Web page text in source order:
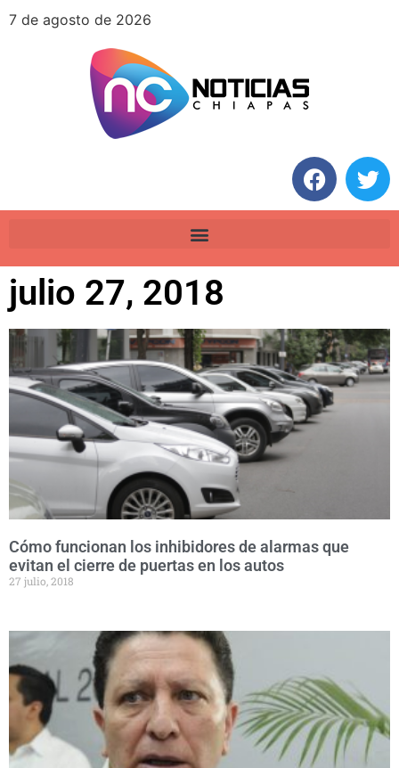
7 de agosto de 2026
julio 27, 2018
Cómo funcionan los inhibidores de alarmas que
evitan el cierre de puertas en los autos
27 julio, 2018